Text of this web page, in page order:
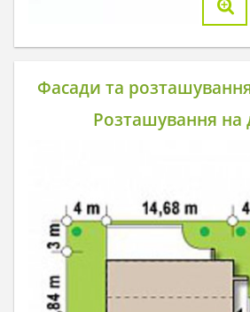
Фасади та
Розташування на